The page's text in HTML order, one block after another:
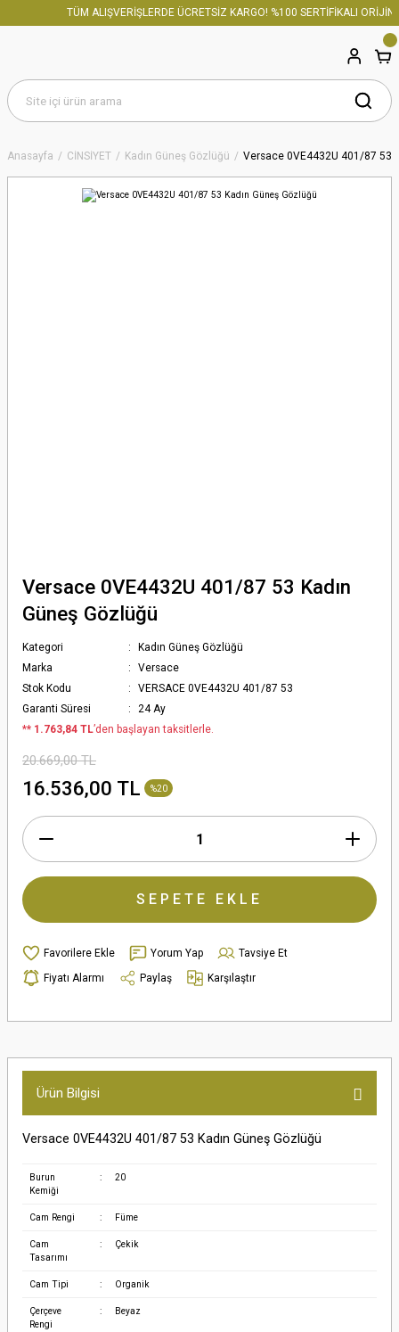
TÜM ALIŞVERİŞLERDE ÜCRETSİZ KARGO! %100 SERTİFİKALI
Anasayfa CİNSİYET Kadın Güneş Gözlüğü Versace 0VE4432U 401/87 53
Versace 0VE4432U 401/87 53 Kadın
Güneş Gözlüğü
Kategori
Kadın Güneş Gözlüğü
Marka
Versace
Stok Kodu
VERSACE 0VE4432U 401/87 53
Garanti Süresi
24 Ay
** 1.763,84 TL’den başlayan taksitlerle.
20.669,00 TL
16.536,00 TL %20
SEPETE EKLE
Yorum Yap
Tavsiye Et
Fiyatı Alarmı
Paylaş Karşılaştır
Ürün Bilgisi
Versace 0VE4432U 401/87 53 Kadın Güneş Gözlüğü
Burun
Kemiği
: 20
Cam Rengi : Füme
Cam
Tasarımı
: Çekik
Cam Tipi : Organik
Çerçeve
Rengi
: Beyaz